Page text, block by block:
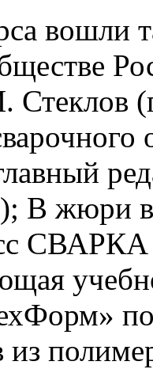
вошли
В жюри
по
из